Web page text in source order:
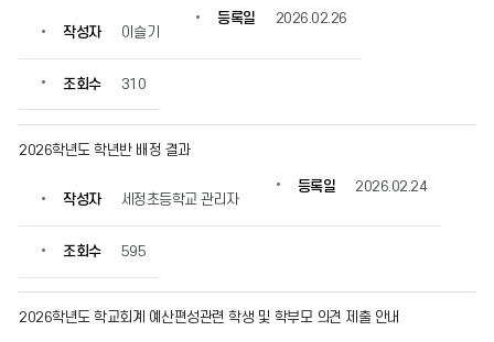
작성자 이슬기
등록일 2026.02.26
조회수 310
2026학년도 학년반 배정 결과
작성자 세정초등학교 관리자
등록일 2026.02.24
조회수 595
2026학년도 학교회계 예산편성관련 학생 및 학부모 의견 제출 안내